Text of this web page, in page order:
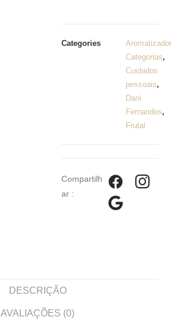
Categories
Aromatizador
Categorias,
Cuidados
pessoais,
Dani
Fernandes,
Frutal
Compartilh
ar :
DESCRIÇÃO
AVALIAÇÕES (0)